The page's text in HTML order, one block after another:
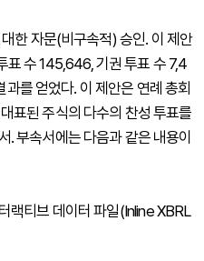
한 자문(비구속적) 승인. 이 제안
표 수 145,646, 기권 투표 수 7,4
를 얻었다. 이 제안은 연례 총회
표된 주식의 다수의 찬성 투표를
. 부속서에는 다음과 같은 내용이
랙티브 데이터 파일(Inline XBRL